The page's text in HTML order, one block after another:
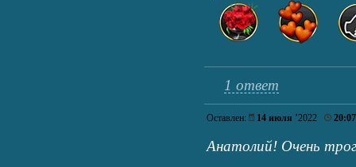
1 ответ
Оставлен: 14 июля ’2022 20:07
Анатолий! Очень